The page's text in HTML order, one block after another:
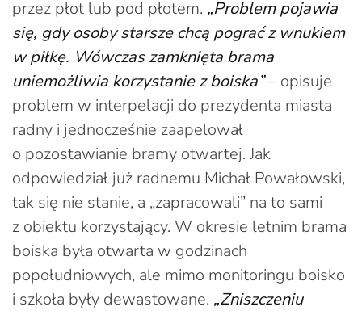
przez płot lub pod płotem. „Problem pojawia
się, gdy osoby starsze chcą pograć z wnukiem
w piłkę. Wówczas zamknięta brama
uniemożliwia korzystanie z boiska”– opisuje
problem w interpelacji do prezydenta miasta
radny i jednocześnie zaapelował
o pozostawianie bramy otwartej. Jak
odpowiedział już radnemu Michał Powałowski,
tak się nie stanie, a „zapracowali” na to sami
z obiektu korzystający. W okresie letnim brama
boiska była otwarta w godzinach
popołudniowych, ale mimo monitoringu boisko
i szkoła były dewastowane. „Zniszczeniu